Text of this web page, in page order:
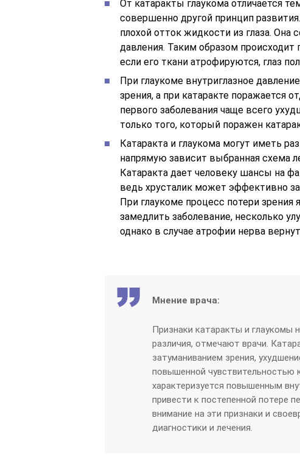
От катаракты глаукома отличается
совершенно другой принцип
плохой отток жидкости из глаза.
давления. Таким образом происходит
если его ткани атрофируются, глаз
При глаукоме внутриглазное
зрения, а при катаракте поражается
первого заболевания чаще всего
только того, который поражен
Катаракта и глаукома могут иметь
напрямую зависит выбранная схема
Катаракта дает человеку шансы на
ведь хрусталик может эффективно
При глаукоме процесс потери
замедлить заболевание, несколько
однако в случае атрофии нерва
Мнение врача:
Признаки катаракты и глаукомы
различия, отмечают врачи.
затуманиванием зрения,
повышенной чувствительностью
характеризуется повышенным
привести к постепенной потере
внимание на эти признаки и
диагностики и лечения.